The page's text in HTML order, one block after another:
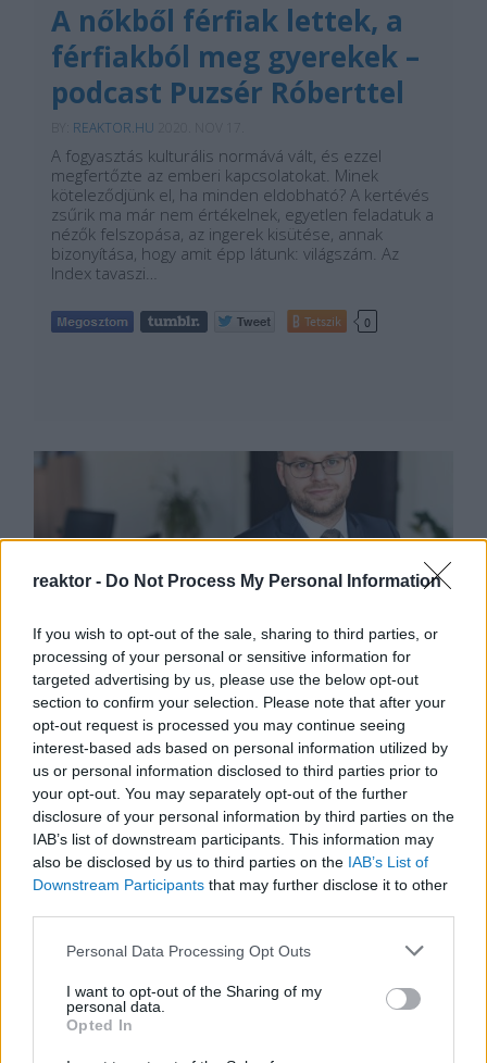
reaktor - Do Not Process My Personal Information
If you wish to opt-out of the sale, sharing to third parties, or
processing of your personal or sensitive information for
targeted advertising by us, please use the below opt-out
section to confirm your selection. Please note that after your
opt-out request is processed you may continue seeing
interest-based ads based on personal information utilized by
us or personal information disclosed to third parties prior to
your opt-out. You may separately opt-out of the further
disclosure of your personal information by third parties on the
IAB’s list of downstream participants. This information may
also be disclosed by us to third parties on the IAB’s List of
Downstream Participants that may further disclose it to other
Please note that this website/app uses one or more Google
not limited to your visit or usage behaviour. You may click to
grant or deny consent to Google and its third-party tags to
use your data for below specified purposes in below Google
Personal Data Processing Opt Outs
I want to opt-out of the Sharing of my
personal data.
Opted In
A nőkből férfiak lettek, a
férfiakból meg gyerekek –
podcast Puzsér Róberttel
REAKTOR.HU
A fogyasztás kulturális normává vált, és ezzel
megfertőzte az emberi kapcsolatokat. Minek
köteleződjünk el, ha minden eldobható? A kertévés
zsűrik ma már nem értékelnek, egyetlen feladatuk a
nézők felszopása, az ingerek kisütése, annak
bizonyítása, hogy amit épp látunk: világszám. Az
Index tavaszi…
Tetszik 0
Az Index-ügy balliberális
belharc – Podcast Orbán
Balázzsal
BY:REAKTOR.HU 2020. JÚL 30.
Podcast letöltése Megnyitás Spotify-ban Megnyitás
Apple Podcasts-ben Megnyitás Youtube-on A
Miniszterelnökség államtitkára szerint a kormánynak
semmi köze az Index körüli történésekhez. Fontos
számára a jogállam, de azt gondolja, hogy politikai